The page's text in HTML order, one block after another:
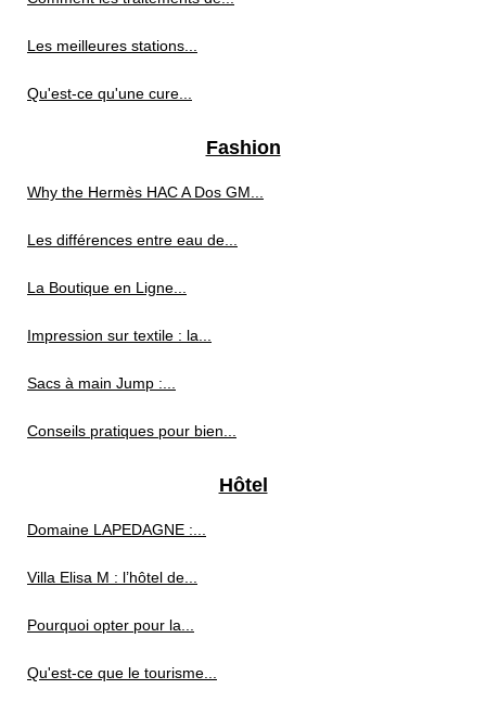
Les meilleures stations...
Qu'est-ce qu'une cure...
Fashion
Why the Hermès HAC A Dos GM...
Les différences entre eau de...
La Boutique en Ligne...
Impression sur textile : la...
Sacs à main Jump :...
Conseils pratiques pour bien...
Hôtel
Domaine LAPEDAGNE :...
Villa Elisa M : l’hôtel de...
Pourquoi opter pour la...
Qu'est-ce que le tourisme...